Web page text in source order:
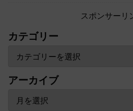
スポンサーリ
カテゴリー
アーカイブ